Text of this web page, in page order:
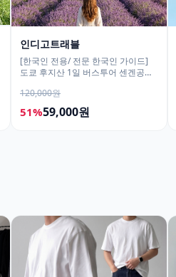
인디고트래블
[한국인 전용/ 전문 한국인 가이드]
도쿄 후지산 1일 버스투어 센겐공원
120,000원
51%59,000원